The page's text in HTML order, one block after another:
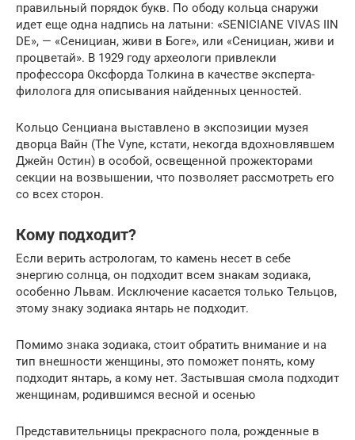
правильный порядок букв. По ободу кольца снаружи
идет еще одна надпись на латыни: «SENICIANE VIVAS IIN
DE», — «Сенициан, живи в Боге», или «Сенициан, живи и
процветай». В 1929 году археологи привлекли
профессора Оксфорда Толкина в качестве эксперта-
филолога для описывания найденных ценностей.
Кольцо Сенциана выставлено в экспозиции музея
дворца Вайн (The Vyne, кстати, некогда вдохновлявшем
Джейн Остин) в особой, освещенной прожекторами
секции на возвышении, что позволяет рассмотреть его
со всех сторон.
Кому подходит?
Если верить астрологам, то камень несет в себе
энергию солнца, он подходит всем знакам зодиака,
особенно Львам. Исключение касается только Тельцов,
этому знаку зодиака янтарь не подходит.
Помимо знака зодиака, стоит обратить внимание и на
тип внешности женщины, это поможет понять, кому
подходит янтарь, а кому нет. Застывшая смола подходит
женщинам, родившимся весной и осенью
Представительницы прекрасного пола, рожденные в